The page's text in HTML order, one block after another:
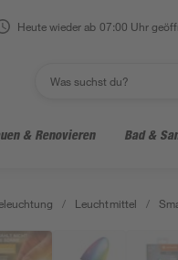
Heute wieder ab 07:00 Uhr
& Renovieren Bad &
/ Leuchtmittel /